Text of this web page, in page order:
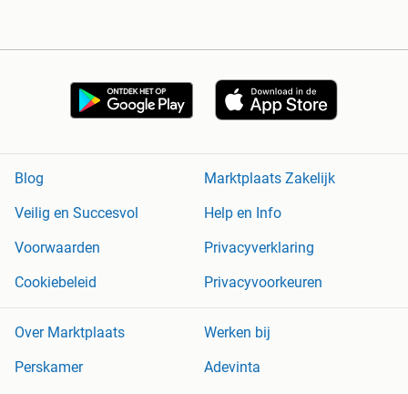
Blog
Marktplaats Zakelijk
Veilig en Succesvol
Help en Info
Voorwaarden
Privacyverklaring
Cookiebeleid
Privacyvoorkeuren
Over Marktplaats
Werken bij
Perskamer
Adevinta